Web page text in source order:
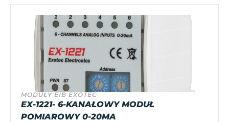
MODUŁY EIB EXOTEC
EX-1221- 6-KANAŁOWY MODUŁ
POMIAROWY 0-20MA